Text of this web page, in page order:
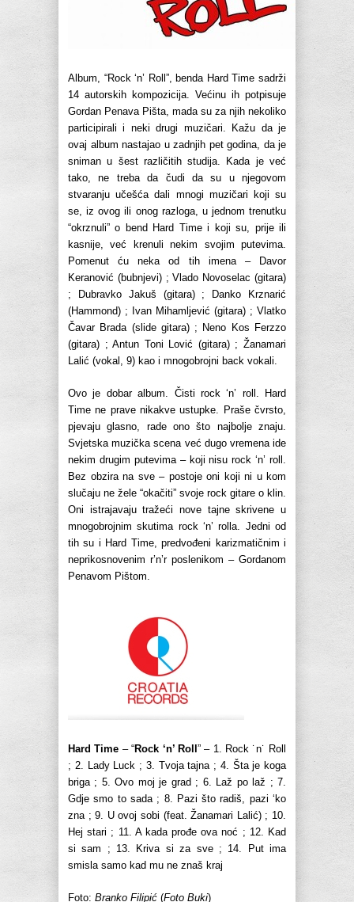
Album, “Rock ‘n’ Roll”, benda Hard Time sadrži
14 autorskih kompozicija. Većinu ih potpisuje
Gordan Penava Pišta, mada su za njih nekoliko
participirali i neki drugi muzičari. Kažu da je
ovaj album nastajao u zadnjih pet godina, da je
sniman u šest različitih studija. Kada je već
tako, ne treba da čudi da su u njegovom
stvaranju učešća dali mnogi muzičari koji su
se, iz ovog ili onog razloga, u jednom trenutku
“okrznuli” o bend Hard Time i koji su, prije ili
kasnije, već krenuli nekim svojim putevima.
Pomenut ću neka od tih imena – Davor
Keranović (bubnjevi) ; Vlado Novoselac (gitara)
; Dubravko Jakuš (gitara) ; Danko Krznarić
(Hammond) ; Ivan Mihamljević (gitara) ; Vlatko
Čavar Brada (slide gitara) ; Neno Kos Ferzzo
(gitara) ; Antun Toni Lović (gitara) ; Žanamari
Lalić (vokal, 9) kao i mnogobrojni back vokali.
Ovo je dobar album. Čisti rock ‘n’ roll. Hard
Time ne prave nikakve ustupke. Praše čvrsto,
pjevaju glasno, rade ono što najbolje znaju.
Svjetska muzička scena već dugo vremena ide
nekim drugim putevima – koji nisu rock ‘n’ roll.
Bez obzira na sve – postoje oni koji ni u kom
slučaju ne žele “okačiti” svoje rock gitare o klin.
Oni istrajavaju tražeći nove tajne skrivene u
mnogobrojnim skutima rock ‘n’ rolla. Jedni od
tih su i Hard Time, predvođeni karizmatičnim i
neprikosnovenim r’n’r poslenikom – Gordanom
Penavom Pištom.
Hard Time – “Rock ‘n’ Roll ” – 1. Rock ˙n˙ Roll
; 2. Lady Luck ; 3. Tvoja tajna ; 4. Šta je koga
briga ; 5. Ovo moj je grad ; 6. Laž po laž ; 7.
Gdje smo to sada ; 8. Pazi što radiš, pazi ‘ko
zna ; 9. U ovoj sobi (feat. Žanamari Lalić) ; 10.
Hej stari ; 11. A kada prođe ova noć ; 12. Kad
si sam ; 13. Kriva si za sve ; 14. Put ima
smisla samo kad mu ne znaš kraj
Foto: Branko Filipić (Foto Buki)